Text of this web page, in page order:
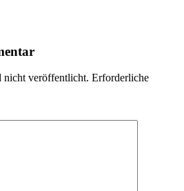
veröffentlicht. Erforderliche